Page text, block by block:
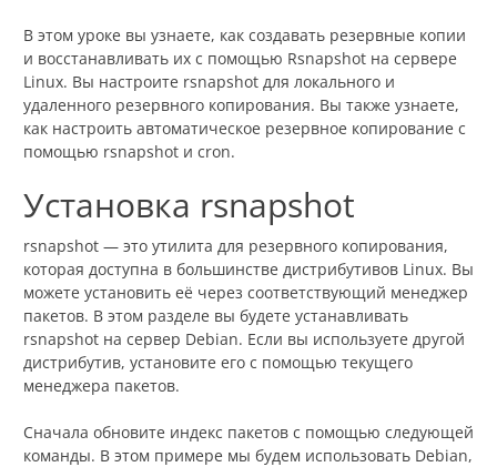
В этом уроке вы узнаете, как создавать резервные копии
и восстанавливать их с помощью Rsnapshot на сервере
Linux. Вы настроите rsnapshot для локального и
удаленного резервного копирования. Вы также узнаете,
как настроить автоматическое резервное копирование с
помощью rsnapshot и cron.
Установка rsnapshot
rsnapshot — это утилита для резервного копирования,
которая доступна в большинстве дистрибутивов Linux. Вы
можете установить её через соответствующий менеджер
пакетов. В этом разделе вы будете устанавливать
rsnapshot на сервер Debian. Если вы используете другой
дистрибутив, установите его с помощью текущего
менеджера пакетов.
Сначала обновите индекс пакетов с помощью следующей
команды. В этом примере мы будем использовать Debian,